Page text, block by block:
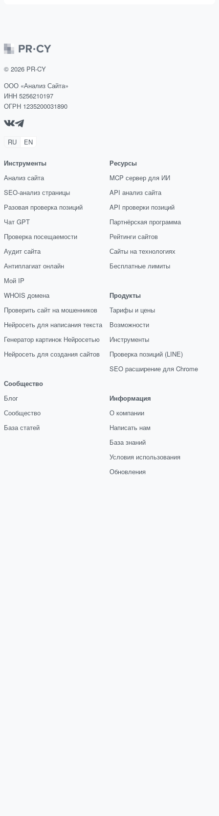
© 2026 PR-CY
ООО «Анализ Сайта»
ИНН 5256210197
ОГРН 1235200031890
RU EN
Инструменты
Анализ сайта
SEO-анализ страницы
Разовая проверка позиций
Чат GPT
Проверка посещаемости
Аудит сайта
Антиплагиат онлайн
Мой IP
WHOIS домена
Проверить сайт на мошенников
Нейросеть для написания текста
Генератор картинок Нейросетью
Нейросеть для создания сайтов
Сообщество
Блог
Сообщество
База статей
Ресурсы
MCP сервер для ИИ
API анализ сайта
API проверки позиций
Партнёрская программа
Рейтинги сайтов
Сайты на технологиях
Бесплатные лимиты
Продукты
Тарифы и цены
Возможности
Инструменты
Проверка позиций (LINE)
SEO расширение для Chrome
Информация
О компании
Написать нам
База знаний
Условия использования
Обновления